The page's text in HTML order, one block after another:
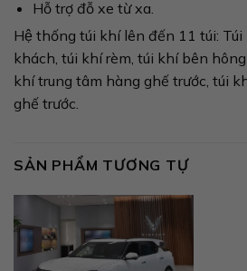
Hỗ trợ đỗ xe từ xa.
Hệ thống túi khí lên đến 11 túi:
khách, túi khí rèm, túi khí bên
khí trung tâm hàng ghế trước, túi
ghế trước.
SẢN PHẨM TƯƠNG TỰ